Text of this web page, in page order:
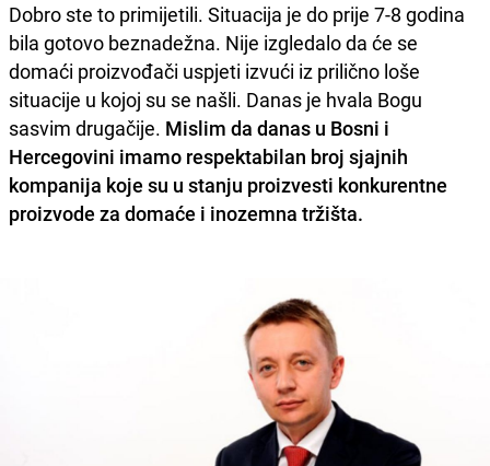
Dobro ste to primijetili. Situacija je do prije 7-8 godina
bila gotovo beznadežna. Nije izgledalo da će se
domaći proizvođači uspjeti izvući iz prilično loše
situacije u kojoj su se našli. Danas je hvala Bogu
sasvim drugačije. Mislim da danas u Bosni i
Hercegovini imamo respektabilan broj sjajnih
kompanija koje su u stanju proizvesti konkurentne
proizvode za domaće i inozemna tržišta.